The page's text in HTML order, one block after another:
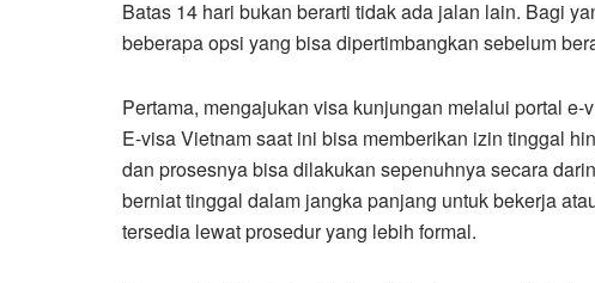
Batas 14 hari bukan berarti tidak ada jalan lain. Bagi
beberapa opsi yang bisa dipertimbangkan sebelum
Pertama, mengajukan visa kunjungan melalui portal
E-visa Vietnam saat ini bisa memberikan izin tinggal
dan prosesnya bisa dilakukan sepenuhnya secara
berniat tinggal dalam jangka panjang untuk bekerja
tersedia lewat prosedur yang lebih formal.